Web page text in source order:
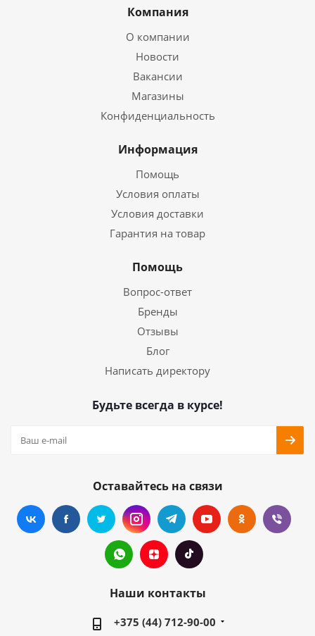
Компания
О компании
Новости
Вакансии
Магазины
Конфиденциальность
Информация
Помощь
Условия оплаты
Условия доставки
Гарантия на товар
Помощь
Вопрос-ответ
Бренды
Отзывы
Блог
Написать директору
Будьте всегда в курсе!
Оставайтесь на связи
Наши контакты
+375 (44) 712-90-00